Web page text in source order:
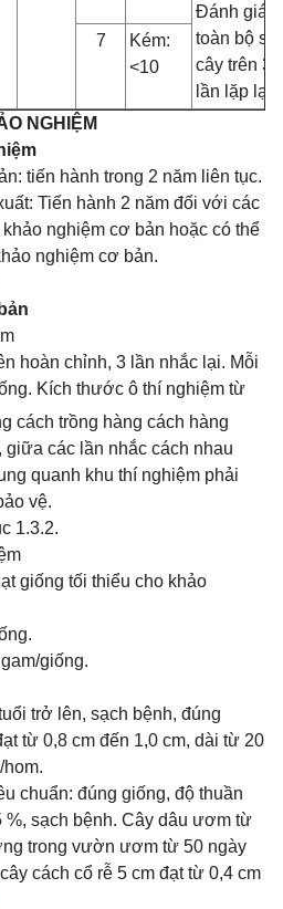
Đánh giá
toàn bộ số
cây trên 3
lần lặp lại
7
Kém:
<10
NGHIỆM
tiến hành trong 2 năm liên tục.
Tiến hành 2 năm đối với các
nghiệm cơ bản hoặc có thể
nghiệm cơ bản.
hoàn chỉnh, 3 lần nhắc lại. Mỗi
Kích thước ô thí nghiệm từ
cách trồng hàng cách hàng
giữa các lần nhắc cách nhau
quanh khu thí nghiệm phải
vệ.
1.3.2.
giống tối thiểu cho khảo
giống.
trở lên, sạch bệnh, đúng
từ 0,8 cm đến 1,0 cm, dài từ 20
hom.
chuẩn: đúng giống, độ thuần
%, sạch bệnh. Cây dâu ươm từ
trong vườn ươm từ 50 ngày
cách cổ rễ 5 cm đạt từ 0,4 cm